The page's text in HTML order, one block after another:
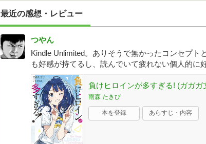
最近の感想・レビュー
つやん
Kindle Unlimited。ありそうで無かったコンセプト
も好感が持てるし、読んでいて疲れない個人的に
負けヒロインが多すぎる! (ガガガ
雨森 たきび
本を登録 あらすじ・内容